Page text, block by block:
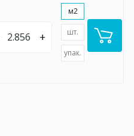
+
м2
шт.
упак.